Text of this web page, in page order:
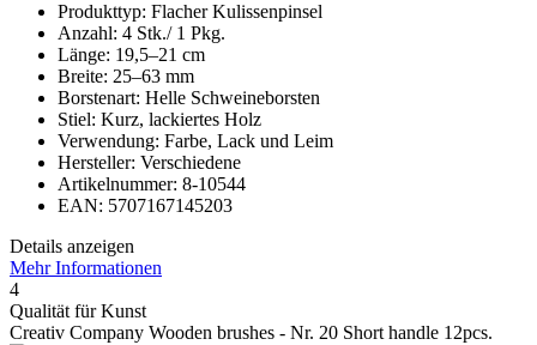
Produkttyp: Flacher Kulissenpinsel
Anzahl: 4 Stk./ 1 Pkg.
Länge: 19,5–21 cm
Breite: 25–63 mm
Borstenart: Helle Schweineborsten
Stiel: Kurz, lackiertes Holz
Verwendung: Farbe, Lack und Leim
Hersteller: Verschiedene
Artikelnummer: 8-10544
EAN: 5707167145203
Details anzeigen
Mehr Informationen
4
Qualität für Kunst
Creativ Company Wooden brushes - Nr. 20 Short handle 12pcs.